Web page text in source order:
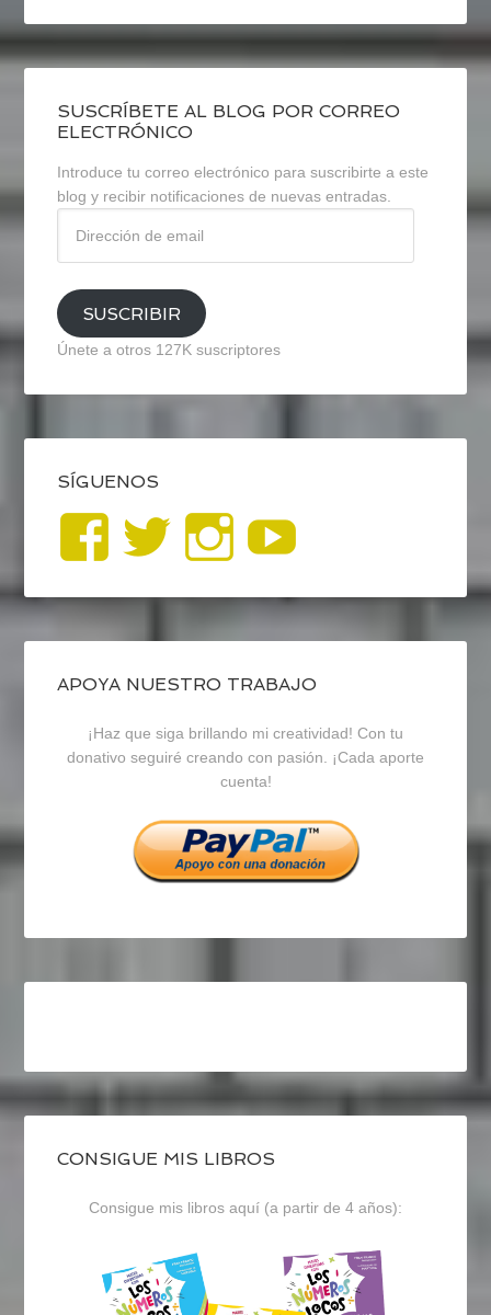
SUSCRÍBETE AL BLOG POR CORREO
ELECTRÓNICO
Introduce tu correo electrónico para suscribirte a este
blog y recibir notificaciones de nuevas entradas.
email
SUSCRIBIR
Únete a otros 127K suscriptores
SÍGUENOS
Ver
perfil
de
blogrecursosep
en
Facebook
Ver
perfil
de
recursosep
en
Twitter
Ver
perfil
de
recursosep
en
Instagram
APOYA NUESTRO TRABAJO
¡Haz que siga brillando mi creatividad! Con tu
donativo seguiré creando con pasión. ¡Cada aporte
cuenta!
CONSIGUE MIS LIBROS
Consigue mis libros aquí (a partir de 4 años):